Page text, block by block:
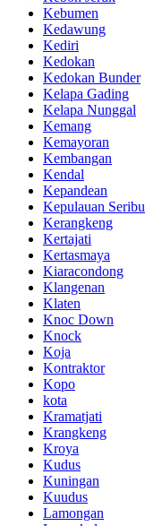
Kebumen
Kedawung
Kediri
Kedokan
Kedokan Bunder
Kelapa Gading
Kelapa Nunggal
Kemang
Kemayoran
Kembangan
Kendal
Kepandean
Kepulauan Seribu
Kerangkeng
Kertajati
Kertasmaya
Kiaracondong
Klangenan
Klaten
Knoc Down
Knock
Koja
Kontraktor
Kopo
kota
Kramatjati
Krangkeng
Kroya
Kudus
Kuningan
Kuudus
Lamongan